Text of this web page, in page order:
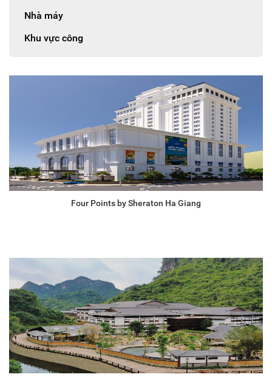
Nhà máy
Khu vực công
Four Points by Sheraton Ha Giang